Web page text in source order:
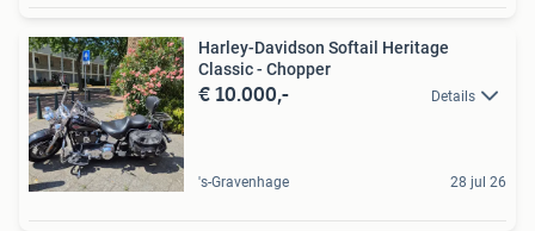
Harley-Davidson Softail Heritage
Classic - Chopper
€ 10.000,- Details
's-Gravenhage 28 jul 26